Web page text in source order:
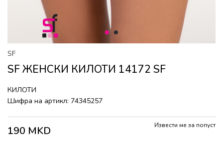
1 2
SF
SF ЖЕНСКИ КИЛОТИ 14172 SF
КИЛОТИ
Шифра на артикл: 74345257
190 MKD Извести ме за попуст